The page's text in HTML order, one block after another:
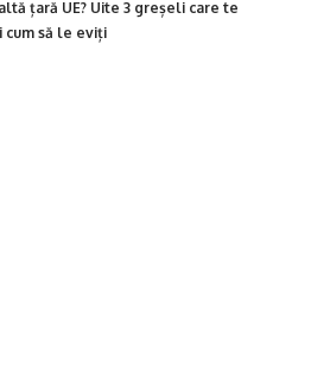
țară UE? Uite 3 greșeli care te
cum să le eviți